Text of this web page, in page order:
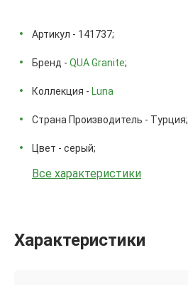
Артикул - 141737;
Бренд - QUA Granite;
Коллекция - Luna
Страна Производитель - Турция;
Цвет - серый;
Все характеристики
Характеристики